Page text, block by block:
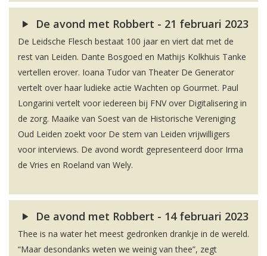
De avond met Robbert - 21 februari 2023
De Leidsche Flesch bestaat 100 jaar en viert dat met de
rest van Leiden. Dante Bosgoed en Mathijs Kolkhuis Tanke
vertellen erover. Ioana Tudor van Theater De Generator
vertelt over haar ludieke actie Wachten op Gourmet. Paul
Longarini vertelt voor iedereen bij FNV over Digitalisering in
de zorg. Maaike van Soest van de Historische Vereniging
Oud Leiden zoekt voor De stem van Leiden vrijwilligers
voor interviews. De avond wordt gepresenteerd door Irma
de Vries en Roeland van Wely.
De avond met Robbert - 14 februari 2023
Thee is na water het meest gedronken drankje in de wereld.
“Maar desondanks weten we weinig van thee”, zegt